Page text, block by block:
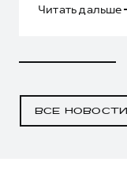
Читать дальше
ВСЕ НОВОСТИ